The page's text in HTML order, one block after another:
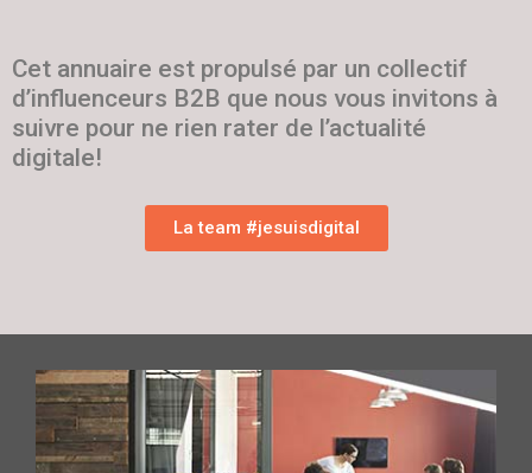
Cet annuaire est propulsé par un collectif
d’influenceurs B2B que nous vous invitons à
suivre pour ne rien rater de l’actualité
digitale!
La team #jesuisdigital